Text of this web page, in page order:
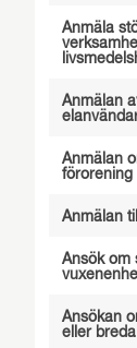
Anmäla
Anmälan
Anmälan
förorening
Anmälan
Ansök om
Ansökan
eller